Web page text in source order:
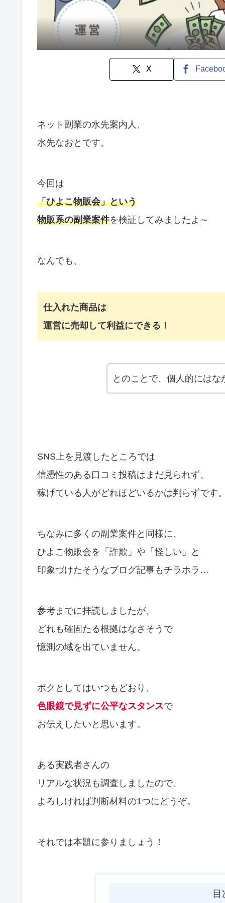
X
ネット副業の水先案内人、
水先なおとです。
今回は
「ひよこ物販会」という
物販系の副業案件を検証してみましたよ～
なんでも、
仕入れた商品は
運営に売却して利益にできる！
とのことで、個人的には
SNS上を見渡したところでは
信憑性のある口コミ投稿はまだ見られず、
稼げている人がどれほどいるかは判らずです
ちなみに多くの副業案件と同様に、
ひよこ物販会を「詐欺」や「怪しい」と
印象づけたそうなブログ記事もチラホラ…
参考までに拝読しましたが、
どれも確固たる根拠はなさそうで
憶測の域を出ていません。
ボクとしてはいつもどおり、
色眼鏡で見ずに公平なスタンスで
お伝えしたいと思います。
ある実践者さんの
リアルな状況も調査しましたので、
よろしければ判断材料の1つにどうぞ。
それでは本題に参りましょう！
目